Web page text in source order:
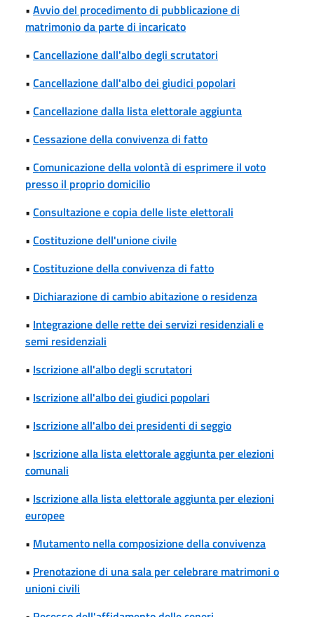
• Avvio del procedimento di pubblicazione di
matrimonio da parte di incaricato
• Cancellazione dall'albo degli scrutatori
• Cancellazione dall'albo dei giudici popolari
• Cancellazione dalla lista elettorale aggiunta
• Cessazione della convivenza di fatto
• Comunicazione della volontà di esprimere il voto
presso il proprio domicilio
• Consultazione e copia delle liste elettorali
• Costituzione dell'unione civile
• Costituzione della convivenza di fatto
• Dichiarazione di cambio abitazione o residenza
• Integrazione delle rette dei servizi residenziali e
semi residenziali
• Iscrizione all'albo degli scrutatori
• Iscrizione all'albo dei giudici popolari
• Iscrizione all'albo dei presidenti di seggio
• Iscrizione alla lista elettorale aggiunta per elezioni
comunali
• Iscrizione alla lista elettorale aggiunta per elezioni
europee
• Mutamento nella composizione della convivenza
• Prenotazione di una sala per celebrare matrimoni o
unioni civili